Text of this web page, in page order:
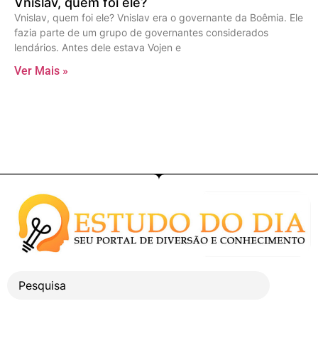
Vnislav, quem foi ele? Vnislav era o governante da Boêmia. Ele
fazia parte de um grupo de governantes considerados
lendários. Antes dele estava Vojen e
Ver Mais »